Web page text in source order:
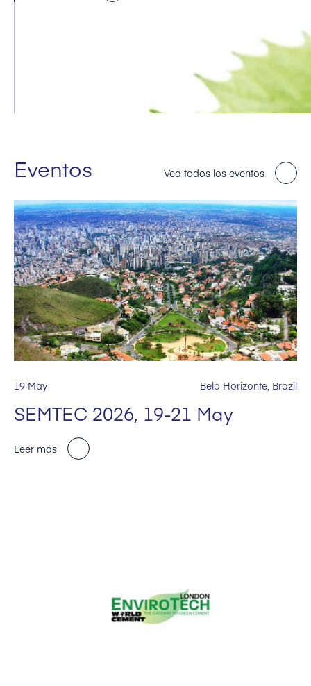
Eventos Vea todos los eventos
19 May Belo Horizonte, Brazil
SEMTEC 2026, 19-21 May
Leer más